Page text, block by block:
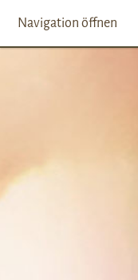
Navigation öffnen